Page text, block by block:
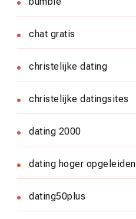
chat gratis
christelijke dating
christelijke datingsites
dating 2000
dating hoger opgeleiden
dating50plus